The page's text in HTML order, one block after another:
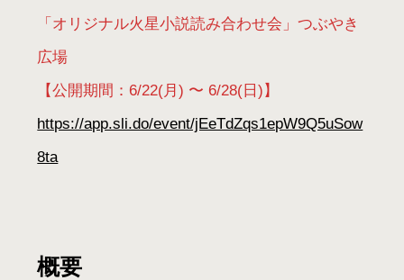
「オリジナル火星小説読み合わせ会」つぶやき
広場
【公開期間：6/22(月) 〜 6/28(日)】
https://app.sli.do/event/jEeTdZqs1epW9Q5uSow
8ta
概要